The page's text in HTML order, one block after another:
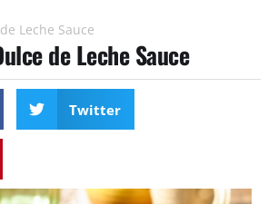
Leche Sauce
de Leche Sauce
Twitter